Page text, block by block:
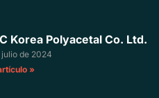
Korea Polyacetal Co. Ltd.
julio de 2024
»